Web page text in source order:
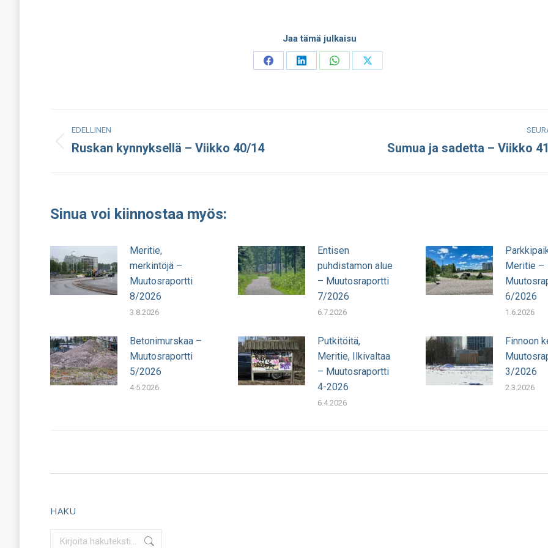
Jaa tämä julkaisu
Share
Share
Share
Share
Post
navigation
EDELLINEN
Edellinen
Ruskan kynnyksellä – Viikko 40/14 Sumua ja sadetta – Viikko
Sinua voi kiinnostaa myös:
Meritie,
merkintöjä –
Muutosraportti
8/2026
3.8.2026
Entisen
puhdistamon alue
– Muutosraportti
7/2026
6.7.2026
Meritie –
6/2026
1.6.2026
Betonimurskaa –
Muutosraportti
5/2026
4.5.2026
Putkitöitä,
Meritie, Ilkivaltaa
– Muutosraportti
4-2026
6.4.2026
Finnoon
3/2026
2.3.2026
HAKU